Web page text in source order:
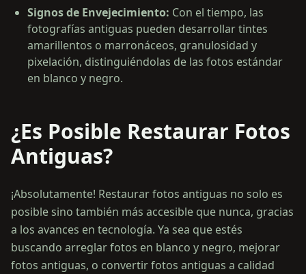
Signos de Envejecimiento: Con el tiempo, las
fotografías antiguas pueden desarrollar tintes
amarillentos o marronáceos, granulosidad y
pixelación, distinguiéndolas de las fotos estándar
en blanco y negro.
¿Es Posible Restaurar Fotos
Antiguas?
¡Absolutamente! Restaurar fotos antiguas no solo es
posible sino también más accesible que nunca, gracias
a los avances en tecnología. Ya sea que estés
buscando arreglar fotos en blanco y negro, mejorar
fotos antiguas, o convertir fotos antiguas a calidad